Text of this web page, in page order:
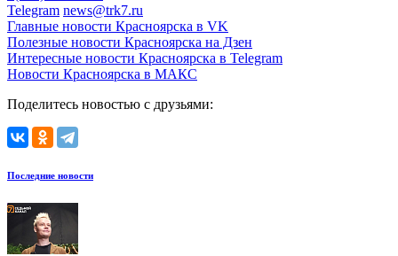
Telegram news@trk7.ru
Главные новости Красноярска в VK
Полезные новости Красноярска на Дзен
Интересные новости Красноярска в Telegram
Новости Красноярска в МАКС
Поделитесь новостью с друзьями:
Последние новости